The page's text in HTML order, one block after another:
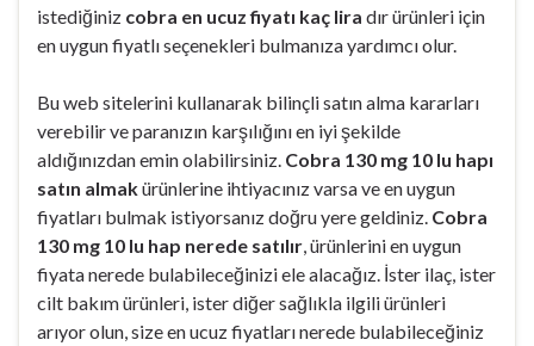
istediğiniz cobra en ucuz fiyatı kaç lira dır ürünleri için
en uygun fiyatlı seçenekleri bulmanıza yardımcı olur.
Bu web sitelerini kullanarak bilinçli satın alma kararları
verebilir ve paranızın karşılığını en iyi şekilde
aldığınızdan emin olabilirsiniz. Cobra 130 mg 10 lu hapı
satın almakürünlerine ihtiyacınız varsa ve en uygun
fiyatları bulmak istiyorsanız doğru yere geldiniz. Cobra
130 mg 10 lu hap nerede satılır , ürünlerini en uygun
fiyata nerede bulabileceğinizi ele alacağız. İster ilaç, ister
cilt bakım ürünleri, ister diğer sağlıkla ilgili ürünleri
arıyor olun, size en ucuz fiyatları nerede bulabileceğiniz